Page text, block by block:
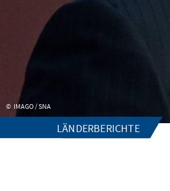
IMAGO / SNA
LÄNDERBERICHTE